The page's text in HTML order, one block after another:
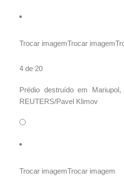
Trocar imagemTrocar imagem
4 de 20
Prédio destruído em
REUTERS/Pavel Klimov
Trocar imagemTrocar imagem